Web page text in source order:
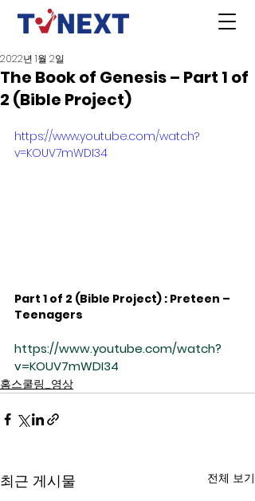
The Book of Genesis – Part 1 of
2 (Bible Project)
2022년 1월 2일
https://www.youtube.com/watch?
v=KOUV7mWDI34
Part 1 of 2 (Bible Project) : Preteen –
Teenagers
https://www.youtube.com/watch?
v=KOUV7mWDI34
홈스쿨링_영상
최근 게시물 전체 보기